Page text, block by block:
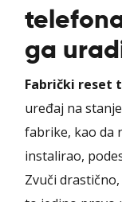
ga
Fabrički reset
uređaj na
fabrike, kao da
instalirao,
Zvuči